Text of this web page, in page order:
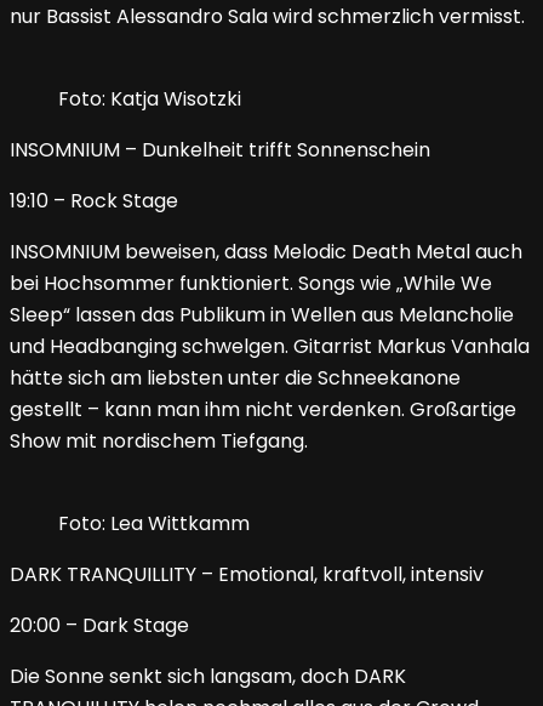
nur Bassist Alessandro Sala wird schmerzlich vermisst.
Foto: Katja Wisotzki
INSOMNIUM – Dunkelheit trifft Sonnenschein
19:10 – Rock Stage
INSOMNIUM beweisen, dass Melodic Death Metal auch
bei Hochsommer funktioniert. Songs wie „While We
Sleep“ lassen das Publikum in Wellen aus Melancholie
und Headbanging schwelgen. Gitarrist Markus Vanhala
hätte sich am liebsten unter die Schneekanone
gestellt – kann man ihm nicht verdenken. Großartige
Show mit nordischem Tiefgang.
Foto: Lea Wittkamm
DARK TRANQUILLITY – Emotional, kraftvoll, intensiv
20:00 – Dark Stage
Die Sonne senkt sich langsam, doch DARK